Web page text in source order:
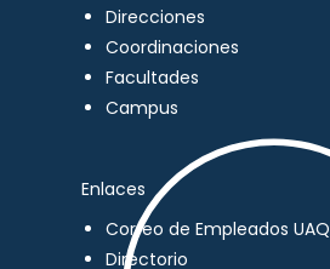
Direcciones
Coordinaciones
Facultades
Campus
Enlaces
Correo de Empleados UAQ
Directorio